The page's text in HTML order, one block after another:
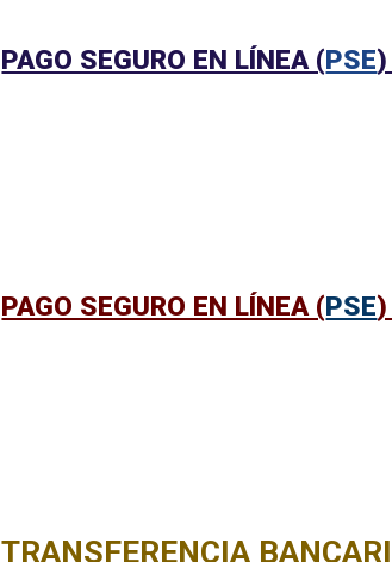
PAGO SEGURO EN LÍNEA (PSE)
PAGO SEGURO EN LÍNEA (PSE
TRANSFERENCIA